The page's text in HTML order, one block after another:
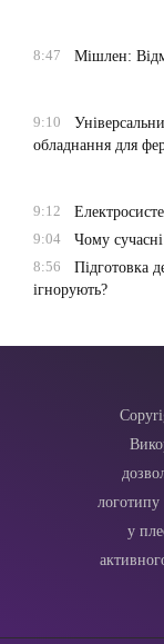
8:47
Мішлен:
9:10
обладнання для
9:12
9:04
Чому
8:56
Підготовка
ігнорують?
логотипу
у